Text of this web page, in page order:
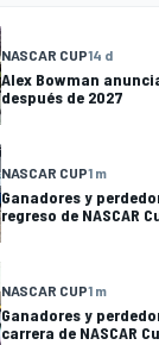
NASCAR CUP14 d
Alex Bowman
después de 2027
NASCAR CUP1 m
Ganadores y
regreso de NASCAR
NASCAR CUP1 m
Ganadores y
carrera de NASCAR